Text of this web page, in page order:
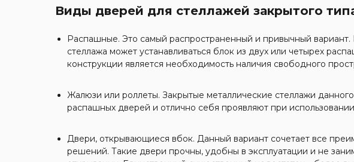
Виды дверей для стеллажей закрытого
Распашные. Это самый распространенный и привычный вариант.
стеллажа может устанавливаться блок из двух или четырех
конструкции является необходимость наличия свободного
Жалюзи или роллеты. Закрытые металлические стеллажи
распашных дверей и отлично себя проявляют при
Двери, открывающиеся вбок. Данный вариант сочетает все
решений. Такие двери прочны, удобны в эксплуатации и не